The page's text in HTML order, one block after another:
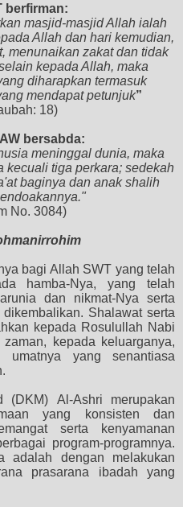
berfirman:
masjid-masjid Allah ialah
Allah dan hari kemudian,
menunaikan zakat dan tidak
kepada Allah, maka
diharapkan termasuk
mendapat petunjuk”
18)
bersabda:
meninggal dunia, maka
kecuali tiga perkara; sedekah
baginya dan anak shalih
No. 3084)
bagi Allah SWT yang telah
hamba-Nya, yang telah
dan nikmat-Nya serta
Shalawat serta
kepada Rosulullah Nabi
kepada keluarganya,
umatnya yang senantiasa
.
(DKM) Al-Ashri merupakan
yang konsisten dan
serta kenyamanan
program-programnya.
adalah dengan melakukan
prasarana ibadah yang